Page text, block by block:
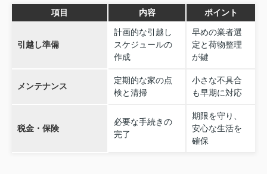
項目 内容 ポイント
引越し準備
計画的な引越し
スケジュールの
作成
早めの業者選
定と荷物整理
が鍵
メンテナンス
定期的な家の点
検と清掃
小さな不具合
も早期に対応
税金・保険
必要な手続きの
完了
期限を守り、
安心な生活を
確保